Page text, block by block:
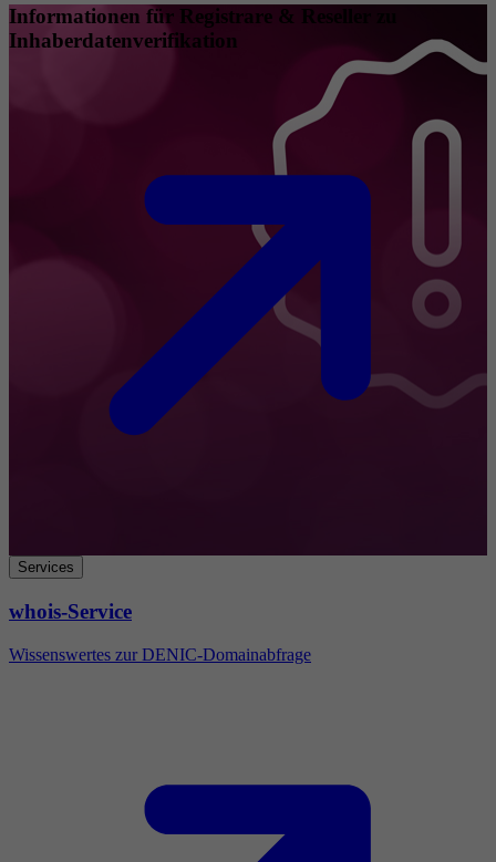
Informationen für Registrare & Reseller zu
Inhaberdatenverifikation
Services
whois-Service
Wissenswertes zur DENIC-Domainabfrage